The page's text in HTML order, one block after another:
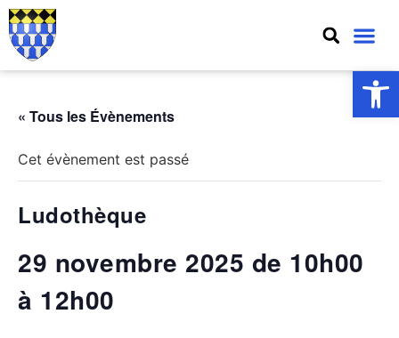
« Tous les Évènements
Cet évènement est passé
Ludothèque
29 novembre 2025 de 10h00
à 12h00